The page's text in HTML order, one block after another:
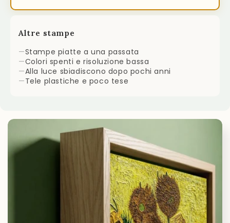
Altre stampe
—Stampe piatte a una passata
—Colori spenti e risoluzione bassa
—Alla luce sbiadiscono dopo pochi anni
—Tele plastiche e poco tese